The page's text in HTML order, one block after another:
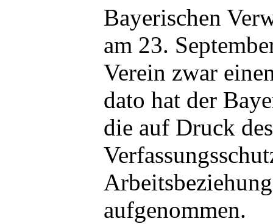
Bayerischen
am 23.
Verein zwar
dato hat der
die auf Druck des
aufgenommen.